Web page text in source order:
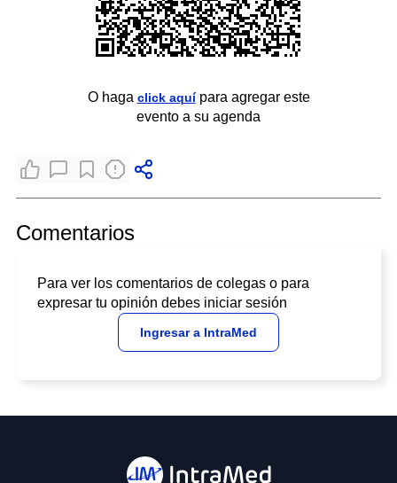
O haga click aquípara agregar este
evento a su agenda
Comentarios
Para ver los comentarios de colegas o para
expresar tu opinión debes iniciar sesión
Ingresar a IntraMed